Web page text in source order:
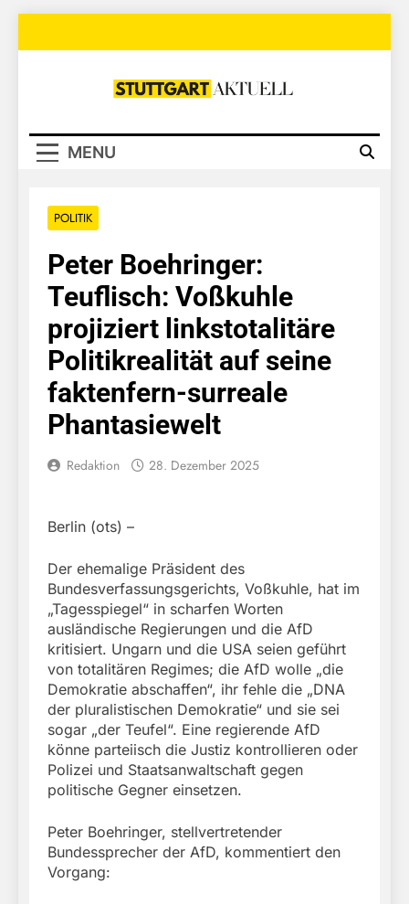
Stuttgart
MENU
POLITIK
Peter Boehringer:
Teuflisch: Voßkuhle
projiziert linkstotalitäre
Politikrealität auf seine
faktenfern-surreale
Phantasiewelt
Redaktion 28. Dezember 2025
Berlin (ots) –
Der ehemalige Präsident des
Bundesverfassungsgerichts, Voßkuhle, hat im
„Tagesspiegel“ in scharfen Worten
ausländische Regierungen und die AfD
kritisiert. Ungarn und die USA seien geführt
von totalitären Regimes; die AfD wolle „die
Demokratie abschaffen“, ihr fehle die „DNA
der pluralistischen Demokratie“ und sie sei
sogar „der Teufel“. Eine regierende AfD
könne parteiisch die Justiz kontrollieren oder
Polizei und Staatsanwaltschaft gegen
politische Gegner einsetzen.
Peter Boehringer, stellvertretender
Bundessprecher der AfD, kommentiert den
Vorgang: